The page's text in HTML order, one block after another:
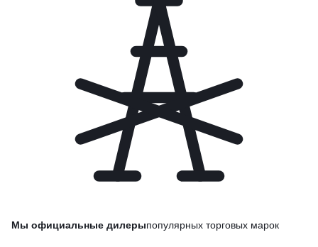
Мы официальные дилерыпопулярных торговых марок